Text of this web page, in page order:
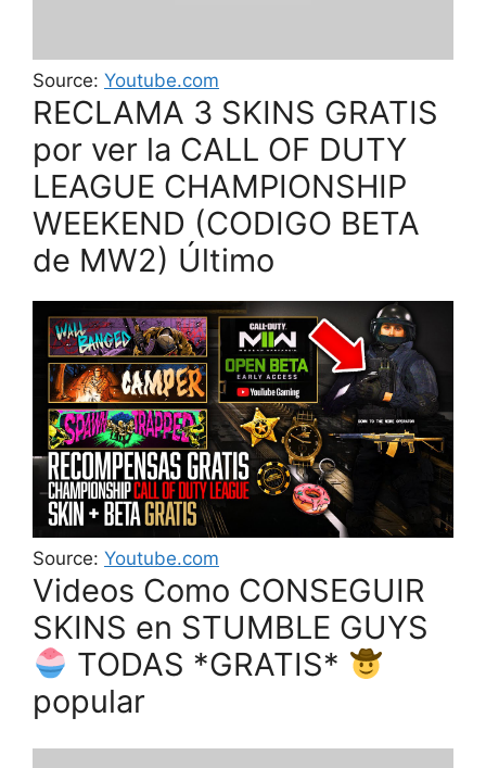
Source: Youtube.com
RECLAMA 3 SKINS GRATIS
por ver la CALL OF DUTY
LEAGUE CHAMPIONSHIP
WEEKEND (CODIGO BETA
de MW2) Último
Source: Youtube.com
Videos Como CONSEGUIR
SKINS en STUMBLE GUYS
TODAS *GRATIS*
popular